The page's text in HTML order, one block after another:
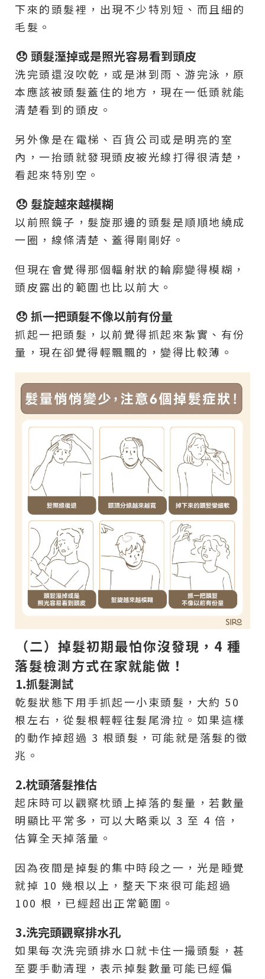
下來的頭髮裡，出現不少特別短、而且細的
毛髮。
😞 頭髮溼掉或是照光容易看到頭皮
洗完頭還沒吹乾，或是淋到雨、游完泳，原
本應該被頭髮蓋住的地方，現在一低頭就能
清楚看到的頭皮。
另外像是在電梯、百貨公司或是明亮的室
內，一抬頭就發現頭皮被光線打得很清楚，
看起來特別空。
😞 髮旋越來越模糊
以前照鏡子，髮旋那邊的頭髮是順順地繞成
一圈，線條清楚、蓋得剛剛好。
但現在會覺得那個輻射狀的輪廓變得模糊，
頭皮露出的範圍也比以前大。
😞 抓一把頭髮不像以前有份量
抓起一把頭髮，以前覺得抓起來紮實、有份
量，現在卻覺得輕飄飄的，變得比較薄。
（二）掉髮初期最怕你沒發現，4 種
落髮檢測方式在家就能做！
1.抓髮測試
乾髮狀態下用手抓起一小束頭髮，大約 50
根左右，從髮根輕輕往髮尾滑拉。如果這樣
的動作掉超過 3 根頭髮，可能就是落髮的徵
兆。
2.枕頭落髮推估
起床時可以觀察枕頭上掉落的髮量，若數量
明顯比平常多，可以大略乘以 3 至 4 倍，
估算全天掉落量。
因為夜間是掉髮的集中時段之一，光是睡覺
就掉 10 幾根以上，整天下來很可能超過
100 根，已經超出正常範圍。
3.洗完頭觀察排水孔
如果每次洗完頭排水口就卡住一撮頭髮，甚
至要手動清理，表示掉髮數量可能已經偏